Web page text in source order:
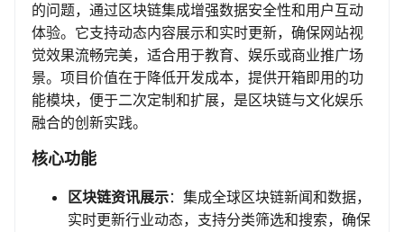
的问题，通过区块链集成增强数据安全性和用户互动
体验。它支持动态内容展示和实时更新，确保网站视
觉效果流畅完美，适合用于教育、娱乐或商业推广场
景。项目价值在于降低开发成本，提供开箱即用的功
能模块，便于二次定制和扩展，是区块链与文化娱乐
融合的创新实践。
核心功能
区块链资讯展示：集成全球区块链新闻和数据，
实时更新行业动态，支持分类筛选和搜索，确保